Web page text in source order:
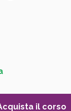
il corso